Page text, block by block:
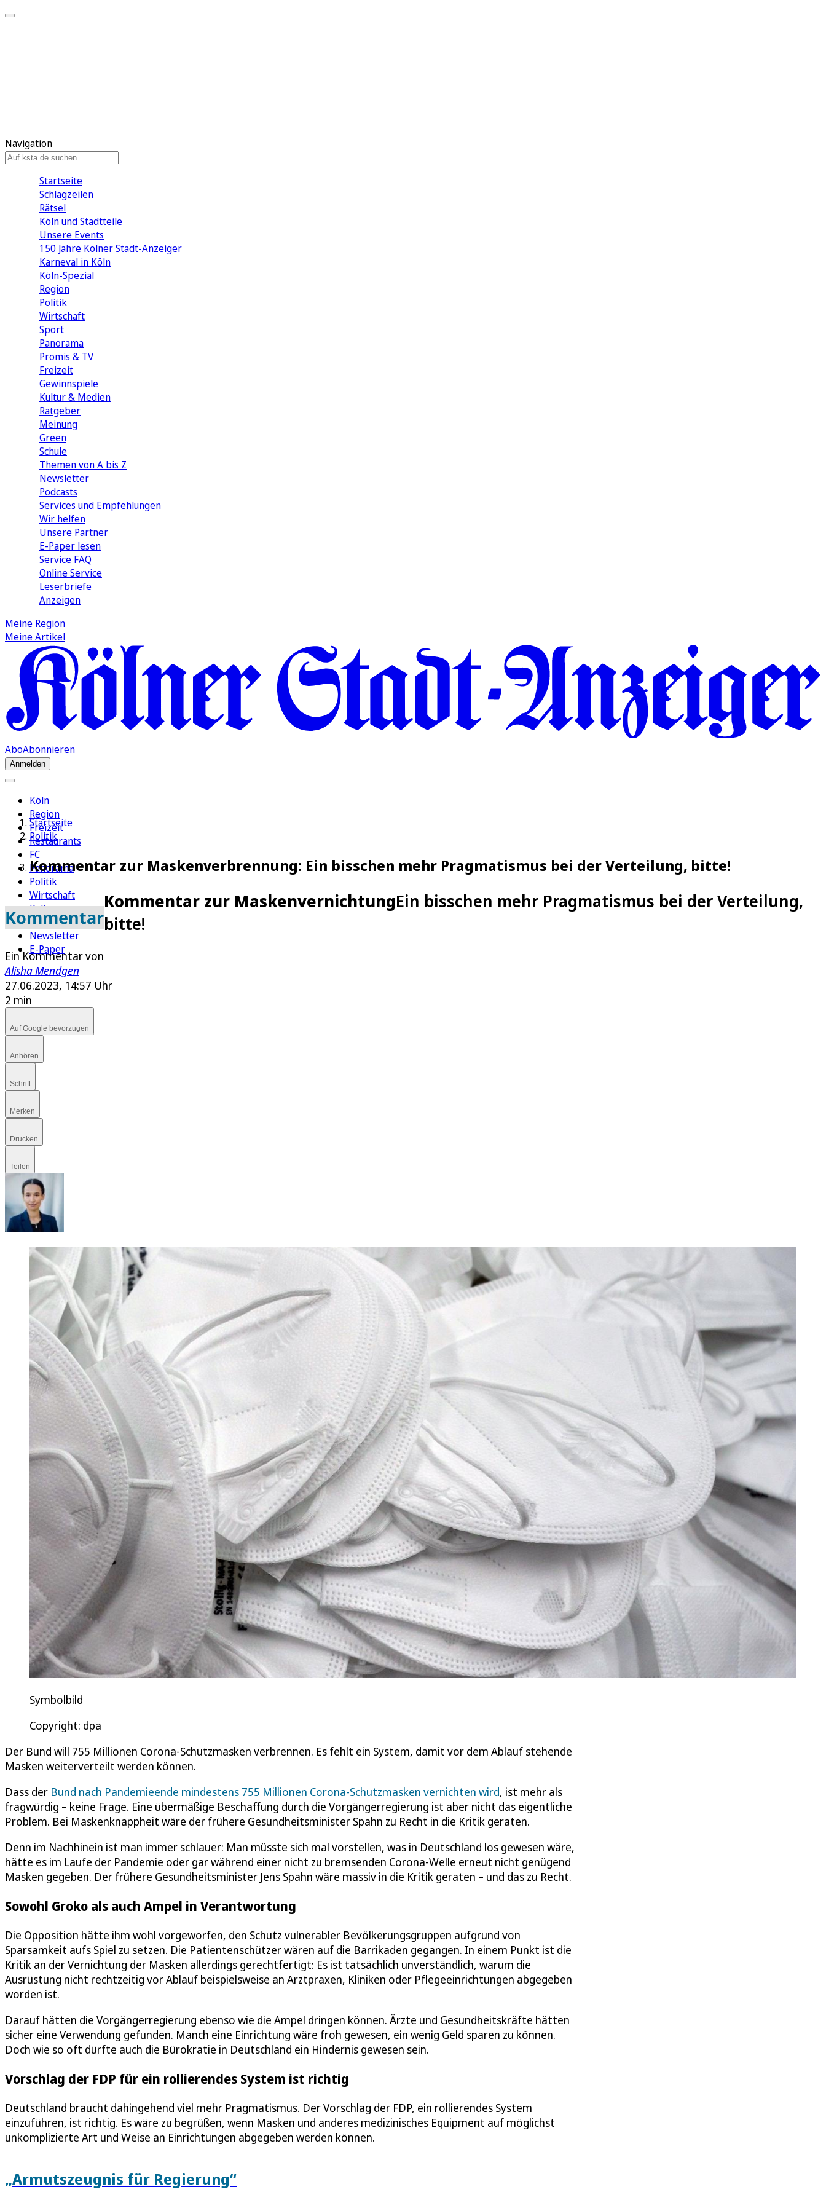
Navigation
Startseite
Schlagzeilen
Rätsel
Köln und Stadtteile
Unsere Events
150 Jahre Kölner Stadt-Anzeiger
Karneval in Köln
Köln-Spezial
Region
Politik
Wirtschaft
Sport
Panorama
Promis & TV
Freizeit
Gewinnspiele
Kultur & Medien
Ratgeber
Meinung
Green
Schule
Themen von A bis Z
Newsletter
Podcasts
Services und Empfehlungen
Wir helfen
Unsere Partner
E-Paper lesen
Service FAQ
Online Service
Leserbriefe
Anzeigen
Meine Region
Meine Artikel
AboAbonnieren
Anmelden
Köln
Region
Freizeit
Restaurants
FC
Panorama
Politik
Wirtschaft
Kultur
Rätsel
Newsletter
E-Paper
Startseite
Politik
Kommentar zur Maskenverbrennung: Ein bisschen mehr Pragmatismus bei der Verteilung, bitte!
Kommentar
Kommentar zur MaskenvernichtungEin bisschen mehr Pragmatismus bei der Verteilung,
bitte!
Ein Kommentar von
Alisha Mendgen
27.06.2023, 14:57 Uhr
2 min
Auf Google bevorzugen
Anhören
Schrift
Merken
Drucken
Teilen
Symbolbild
Copyright: dpa
Der Bund will 755 Millionen Corona-Schutzmasken verbrennen. Es fehlt ein System, damit vor dem Ablauf stehende
Masken weiterverteilt werden können.
Dass der Bund nach Pandemieende mindestens 755 Millionen Corona-Schutzmasken vernichten wird, ist mehr als
fragwürdig – keine Frage. Eine übermäßige Beschaffung durch die Vorgängerregierung ist aber nicht das eigentliche
Problem. Bei Maskenknappheit wäre der frühere Gesundheitsminister Spahn zu Recht in die Kritik geraten.
Denn im Nachhinein ist man immer schlauer: Man müsste sich mal vorstellen, was in Deutschland los gewesen wäre,
hätte es im Laufe der Pandemie oder gar während einer nicht zu bremsenden Corona-Welle erneut nicht genügend
Masken gegeben. Der frühere Gesundheitsminister Jens Spahn wäre massiv in die Kritik geraten – und das zu Recht.
Sowohl Groko als auch Ampel in Verantwortung
Die Opposition hätte ihm wohl vorgeworfen, den Schutz vulnerabler Bevölkerungsgruppen aufgrund von
Sparsamkeit aufs Spiel zu setzen. Die Patientenschützer wären auf die Barrikaden gegangen. In einem Punkt ist die
Kritik an der Vernichtung der Masken allerdings gerechtfertigt: Es ist tatsächlich unverständlich, warum die
Ausrüstung nicht rechtzeitig vor Ablauf beispielsweise an Arztpraxen, Kliniken oder Pflegeeinrichtungen abgegeben
worden ist.
Darauf hätten die Vorgängerregierung ebenso wie die Ampel dringen können. Ärzte und Gesundheitskräfte hätten
sicher eine Verwendung gefunden. Manch eine Einrichtung wäre froh gewesen, ein wenig Geld sparen zu können.
Doch wie so oft dürfte auch die Bürokratie in Deutschland ein Hindernis gewesen sein.
Vorschlag der FDP für ein rollierendes System ist richtig
Deutschland braucht dahingehend viel mehr Pragmatismus. Der Vorschlag der FDP, ein rollierendes System
einzuführen, ist richtig. Es wäre zu begrüßen, wenn Masken und anderes medizinisches Equipment auf möglichst
unkomplizierte Art und Weise an Einrichtungen abgegeben werden können.
„Armutszeugnis für Regierung“